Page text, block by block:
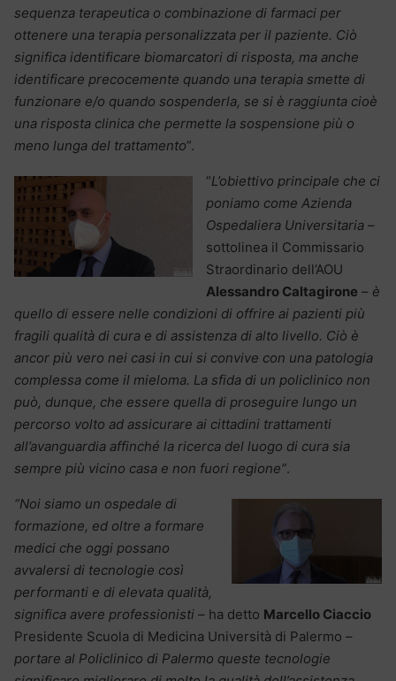
sequenza terapeutica o combinazione di farmaci per
ottenere una terapia personalizzata per il paziente. Ciò
significa identificare biomarcatori di risposta, ma anche
identificare precocemente quando una terapia smette di
funzionare e/o quando sospenderla, se si è raggiunta cioè
una risposta clinica che permette la sospensione più o
meno lunga del trattamento”.
“L’obiettivo principale che ci
poniamo come Azienda
Ospedaliera Universitaria –
sottolinea il Commissario
Straordinario dell’AOU
Alessandro Caltagirone – è
quello di essere nelle condizioni di offrire ai pazienti più
fragili qualità di cura e di assistenza di alto livello. Ciò è
ancor più vero nei casi in cui si convive con una patologia
complessa come il mieloma. La sfida di un policlinico non
può, dunque, che essere quella di proseguire lungo un
percorso volto ad assicurare ai cittadini trattamenti
all’avanguardia affinché la ricerca del luogo di cura sia
sempre più vicino casa e non fuori regione”.
“Noi siamo un ospedale di
formazione, ed oltre a formare
medici che oggi possano
avvalersi di tecnologie così
performanti e di elevata qualità,
significa avere professionisti – ha detto Marcello Ciaccio
Presidente Scuola di Medicina Università di Palermo –
portare al Policlinico di Palermo queste tecnologie